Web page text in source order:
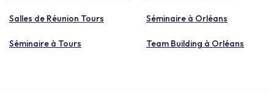
Salles de Réunion Tours Séminaire à Orléans
Séminaire à Tours Team Building à Orléans